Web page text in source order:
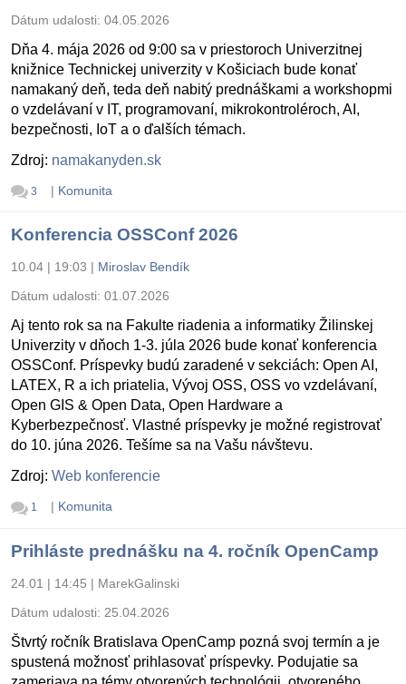
Dátum udalosti: 04.05.2026
Dňa 4. mája 2026 od 9:00 sa v priestoroch Univerzitnej
knižnice Technickej univerzity v Košiciach bude konať
namakaný deň, teda deň nabitý prednáškami a workshopmi
o vzdelávaní v IT, programovaní, mikrokontroléroch, AI,
bezpečnosti, IoT a o ďalších témach.
Zdroj: namakanyden.sk
3 | Komunita
Konferencia OSSConf 2026
10.04 | 19:03 | Miroslav Bendík
Dátum udalosti: 01.07.2026
Aj tento rok sa na Fakulte riadenia a informatiky Žilinskej
Univerzity v dňoch 1-3. júla 2026 bude konať konferencia
OSSConf. Príspevky budú zaradené v sekciách: Open AI,
LATEX, R a ich priatelia, Vývoj OSS, OSS vo vzdelávaní,
Open GIS & Open Data, Open Hardware a
Kyberbezpečnosť. Vlastné príspevky je možné registrovať
do 10. júna 2026. Tešíme sa na Vašu návštevu.
Zdroj: Web konferencie
1 | Komunita
Prihláste prednášku na 4. ročník OpenCamp
24.01 | 14:45 | MarekGalinski
Dátum udalosti: 25.04.2026
Štvrtý ročník Bratislava OpenCamp pozná svoj termín a je
spustená možnosť prihlasovať príspevky. Podujatie sa